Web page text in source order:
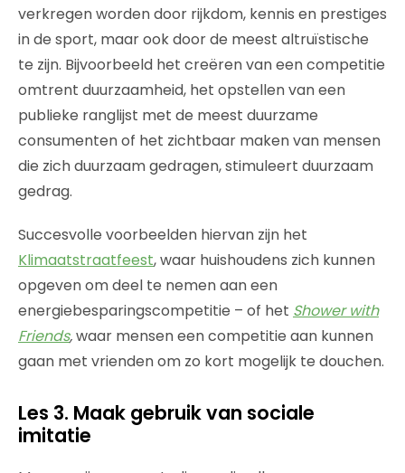
verkregen worden door rijkdom, kennis en prestiges
in de sport, maar ook door de meest altruïstische
te zijn. Bijvoorbeeld het creëren van een competitie
omtrent duurzaamheid, het opstellen van een
publieke ranglijst met de meest duurzame
consumenten of het zichtbaar maken van mensen
die zich duurzaam gedragen, stimuleert duurzaam
gedrag.
Succesvolle voorbeelden hiervan zijn het
Klimaatstraatfeest, waar huishoudens zich kunnen
opgeven om deel te nemen aan een
energiebesparingscompetitie – of het Shower with
Friends,waar mensen een competitie aan kunnen
gaan met vrienden om zo kort mogelijk te douchen.
Les 3. Maak gebruik van sociale
imitatie